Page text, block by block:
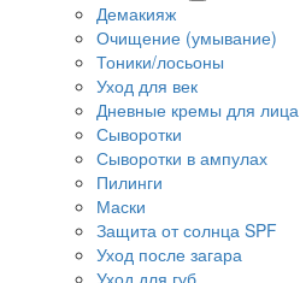
Демакияж
Очищение (умывание)
Тоники/лосьоны
Уход для век
Дневные кремы для лица
Сыворотки
Сыворотки в ампулах
Пилинги
Маски
Защита от солнца SPF
Уход после загара